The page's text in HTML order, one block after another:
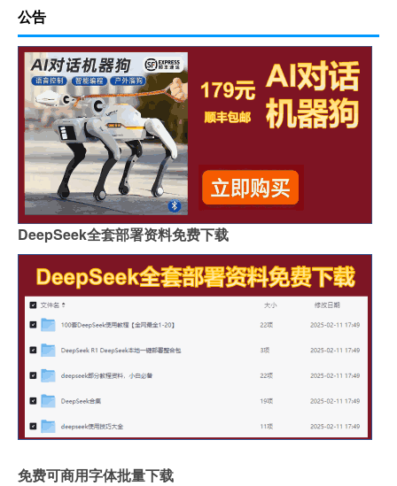
公告
DeepSeek全套部署资料免费下载
免费可商用字体批量下载